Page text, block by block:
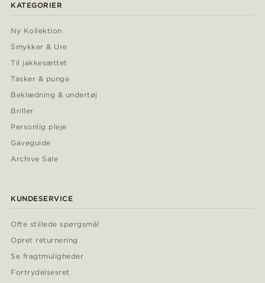
KATEGORIER
Ny Kollektion
Smykker & Ure
Til jakkesættet
Tasker & punge
Beklædning & undertøj
Briller
Personlig pleje
Gaveguide
Archive Sale
KUNDESERVICE
Ofte stillede spørgsmål
Opret returnering
Se fragtmuligheder
Fortrydelsesret